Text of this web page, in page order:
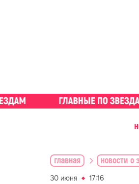
главная новости о
30 июня 17:16